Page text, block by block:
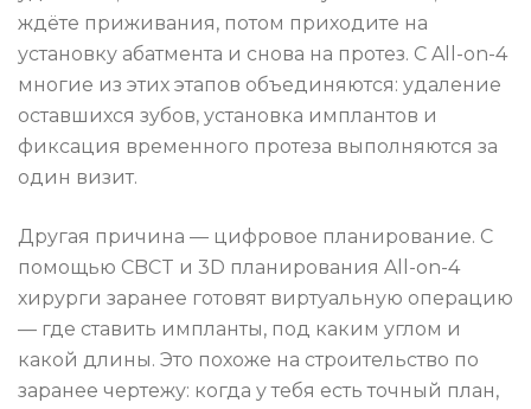
ждёте приживания, потом приходите на
установку абатмента и снова на протез. С All-on-4
многие из этих этапов объединяются: удаление
оставшихся зубов, установка имплантов и
фиксация временного протеза выполняются за
один визит.
Другая причина — цифровое планирование. С
помощью CBCT и 3D планирования All-on-4
хирурги заранее готовят виртуальную операцию
— где ставить импланты, под каким углом и
какой длины. Это похоже на строительство по
заранее чертежу: когда у тебя есть точный план,